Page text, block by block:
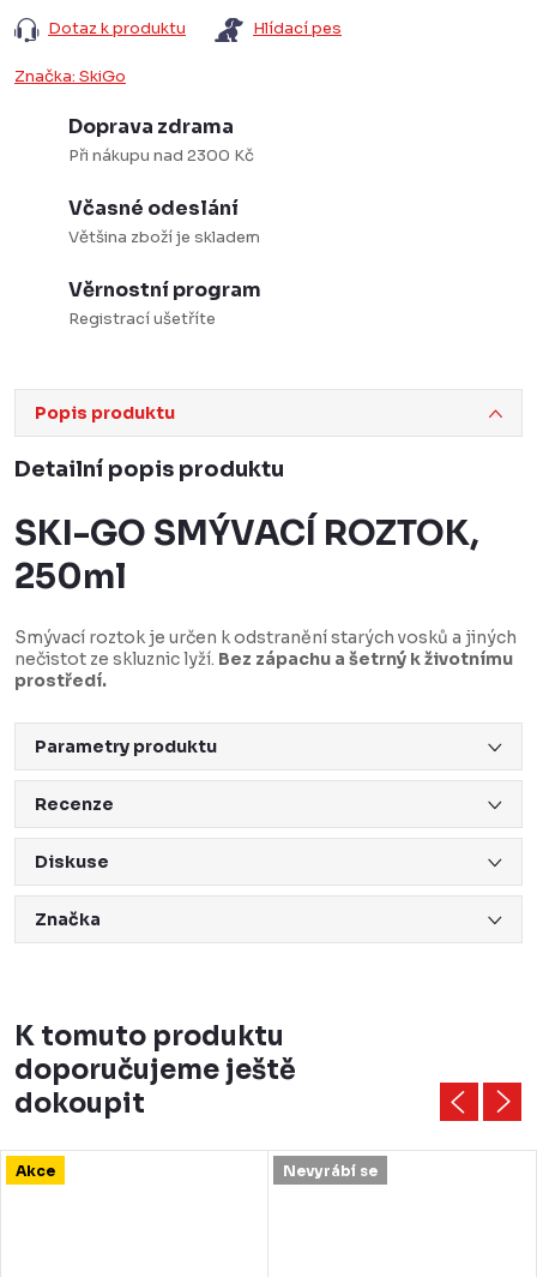
Dotaz k produktu Hlídací pes
Značka: SkiGo
Doprava zdrama
Při nákupu nad 2300 Kč
Včasné odeslání
Většina zboží je skladem
Věrnostní program
Registrací ušetříte
Popis produktu
Detailní popis produktu
SKI-GO SMÝVACÍ ROZTOK,
250ml
Smývací roztok je určen k odstranění starých vosků a jiných
nečistot ze skluznic lyží. Bez zápachu a šetrný k životnímu
prostředí.
Parametry produktu
Recenze
Diskuse
Značka
K tomuto produktu
doporučujeme ještě
dokoupit
Akce Nevyrábí se